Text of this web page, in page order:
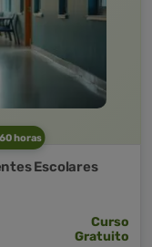
horas
Escolares
Curso
Gratuito